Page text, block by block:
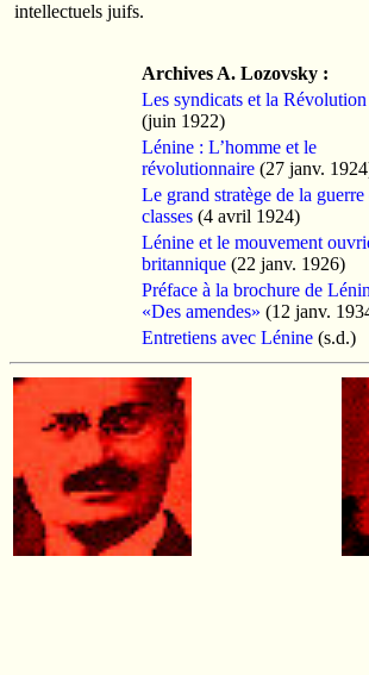
intellectuels juifs.
Archives A. Lozovsky :
Les syndicats et la Révolution
(juin 1922)
Lénine : L’homme et le
révolutionnaire (27 janv.
Le grand stratège de la guerre
classes (4 avril 1924)
Lénine et le mouvement
britannique (22 janv. 1926)
Préface à la brochure de
«Des amendes» (12 janv.
Entretiens avec Lénine (s.d.)